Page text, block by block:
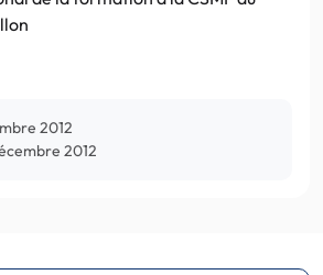
2012
2012